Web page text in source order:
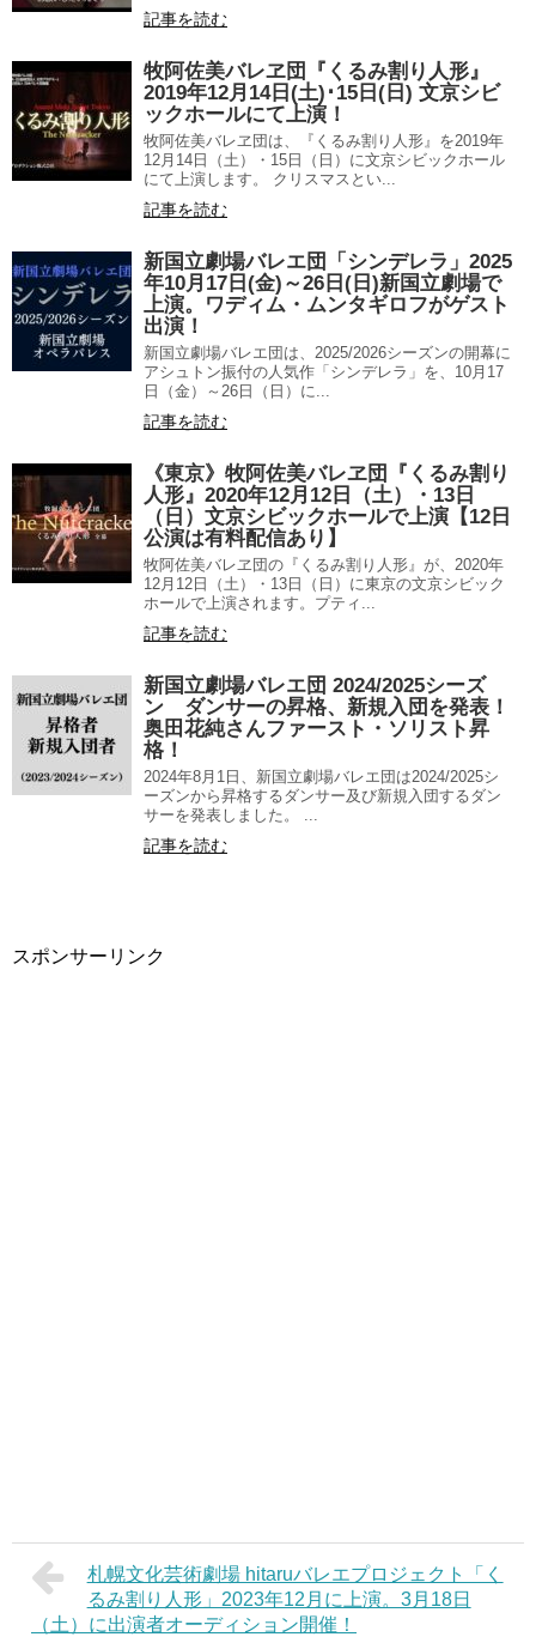
記事を読む
牧阿佐美バレヱ団『くるみ割り人形』
2019年12月14日(土)･15日(日) 文京シビ
ックホールにて上演！
牧阿佐美バレヱ団は、『くるみ割り人形』を2019年
12月14日（土）・15日（日）に文京シビックホール
にて上演します。 クリスマスとい...
記事を読む
新国立劇場バレエ団「シンデレラ」2025
年10月17日(金)～26日(日)新国立劇場で
上演。ワディム・ムンタギロフがゲスト
出演！
新国立劇場バレエ団は、2025/2026シーズンの開幕に
アシュトン振付の人気作「シンデレラ」を、10月17
日（金）～26日（日）に...
記事を読む
《東京》牧阿佐美バレヱ団『くるみ割り
人形』2020年12月12日（土）・13日
（日）文京シビックホールで上演【12日
公演は有料配信あり】
牧阿佐美バレヱ団の『くるみ割り人形』が、2020年
12月12日（土）・13日（日）に東京の文京シビック
ホールで上演されます。プティ...
記事を読む
新国立劇場バレエ団 2024/2025シーズ
ン ダンサーの昇格、新規入団を発表！
奥田花純さんファースト・ソリスト昇
格！
2024年8月1日、新国立劇場バレエ団は2024/2025シ
ーズンから昇格するダンサー及び新規入団するダン
サーを発表しました。 ...
記事を読む
スポンサーリンク
札幌文化芸術劇場 hitaruバレエプロジェクト「く
るみ割り人形」2023年12月に上演。3月18日
（土）に出演者オーディション開催！